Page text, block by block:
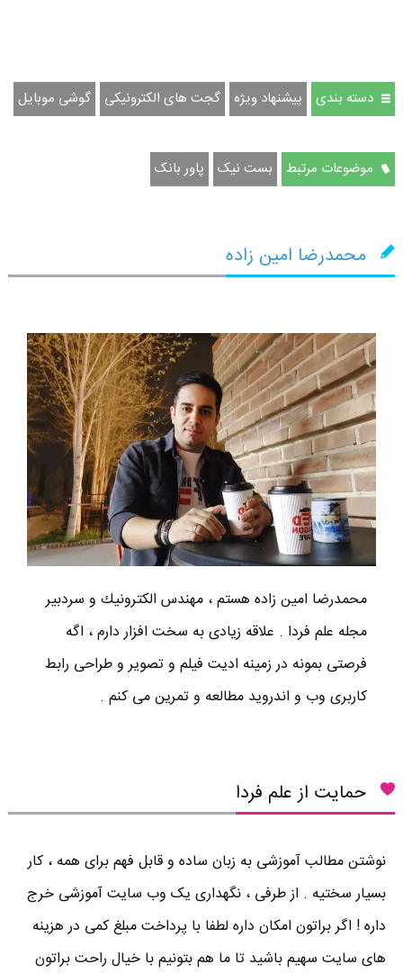
دسته بندی پیشنهاد ویژه گجت های الکترونیکی گوشی موبایل
موضوعات مرتبط بست نیک پاور بانک
محمدرضا امین زاده
محمدرضا امين زاده هستم ، مهندس الكترونيك و سردبير
مجله علم فردا . علاقه زیادی به سخت افزار دارم ، اگه
فرصتی بمونه در زمینه ادیت فیلم و تصویر و طراحی رابط
کاربری وب و اندروید مطالعه و تمرین می کنم .
حمایت از علم فردا
نوشتن مطالب آموزشی به زبان ساده و قابل فهم برای همه ، کار
بسیار سختیه . از طرفی ، نگهداری یک وب سایت آموزشی خرج
داره ! اگر براتون امکان داره لطفا با پرداخت مبلغ کمی در هزینه
های سایت سهیم باشید تا ما هم بتونیم با خیال راحت براتون